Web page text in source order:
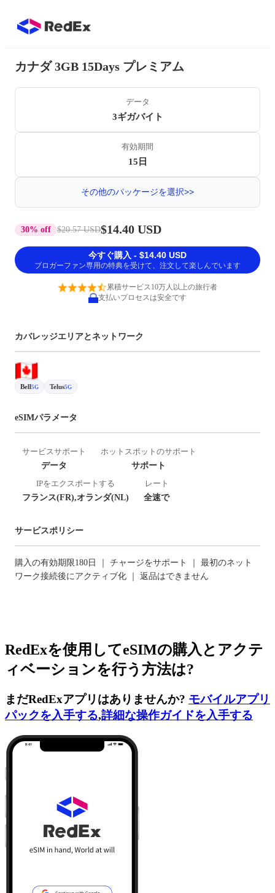
カナダ 3GB 15Days プレミアム
データ
3ギガバイト
有効期間
15日
その他のパッケージを選択>>
30% off $20.57 USD$14.40 USD
今すぐ購入 - $14.40 USD
ブロガーファン専用の特典を受けて、注文して楽しんでいます
累積サービス10万人以上の旅行者
支払いプロセスは安全です
カバレッジエリアとネットワーク
Bell5G Telus5G
eSIMパラメータ
サービスサポート
データ
ホットスポットのサポート
サポート
IPをエクスポートする
フランス(FR),オランダ(NL)
レート
全速で
サービスポリシー
購入の有効期限180日 ｜ チャージをサポート ｜ 最初のネット
ワーク接続後にアクティブ化 ｜ 返品はできません
RedExを使用してeSIMの購入とアクテ
ィベーションを行う方法は?
まだRedExアプリはありませんか? モバイルアプリ
パックを入手する,詳細な操作ガイドを入手する